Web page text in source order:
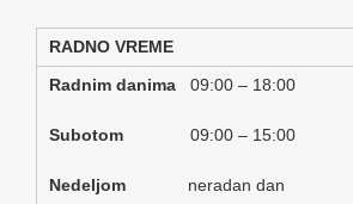
RADNO VREME
Radnim danima 09:00 – 18:00
Subotom 09:00 – 15:00
Nedeljom neradan dan